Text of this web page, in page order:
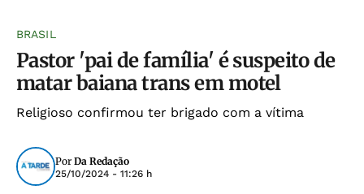
BRASIL
Pastor 'pai de família' é suspeito de
matar baiana trans em motel
Religioso confirmou ter brigado com a vítima
Por Da Redação
25/10/2024 - 11:26 h